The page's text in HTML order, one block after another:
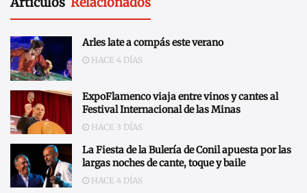
Arles late a compás este verano
HACE 4 DÍAS
ExpoFlamenco viaja entre vinos y cantes al
Festival Internacional de las Minas
HACE 3 DÍAS
La Fiesta de la Bulería de Conil apuesta por las
largas noches de cante, toque y baile
HACE 4 DÍAS